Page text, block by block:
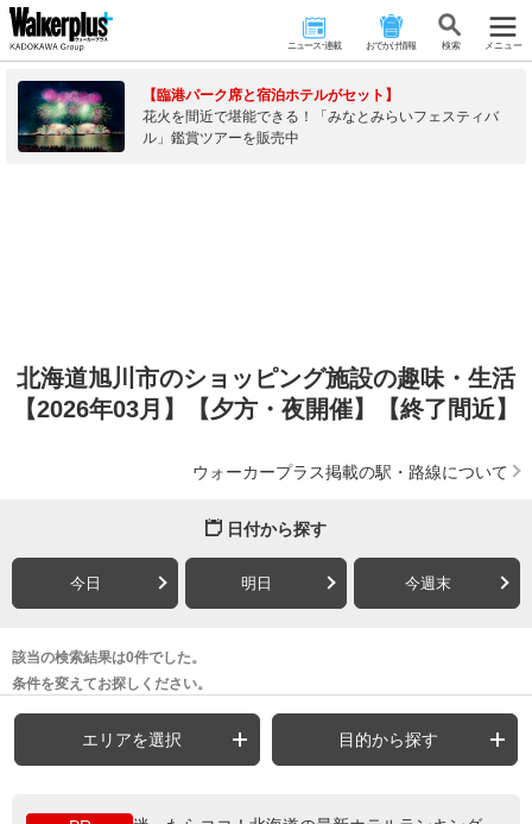
ニュース･連載 おでかけ情報 検 索 メニュー
【臨港パーク席と宿泊ホテルがセット】
花火を間近で堪能できる！「みなとみらいフェスティバ
ル」鑑賞ツアーを販売中
北海道旭川市のショッピング施設の趣味・生活
【2026年03月】【夕方・夜開催】【終了間近】
ウォーカープラス掲載の駅・路線について
日付から探す
今日 明日 今週末
該当の検索結果は0件でした。
条件を変えてお探しください。
エリアを選択 目的から探す